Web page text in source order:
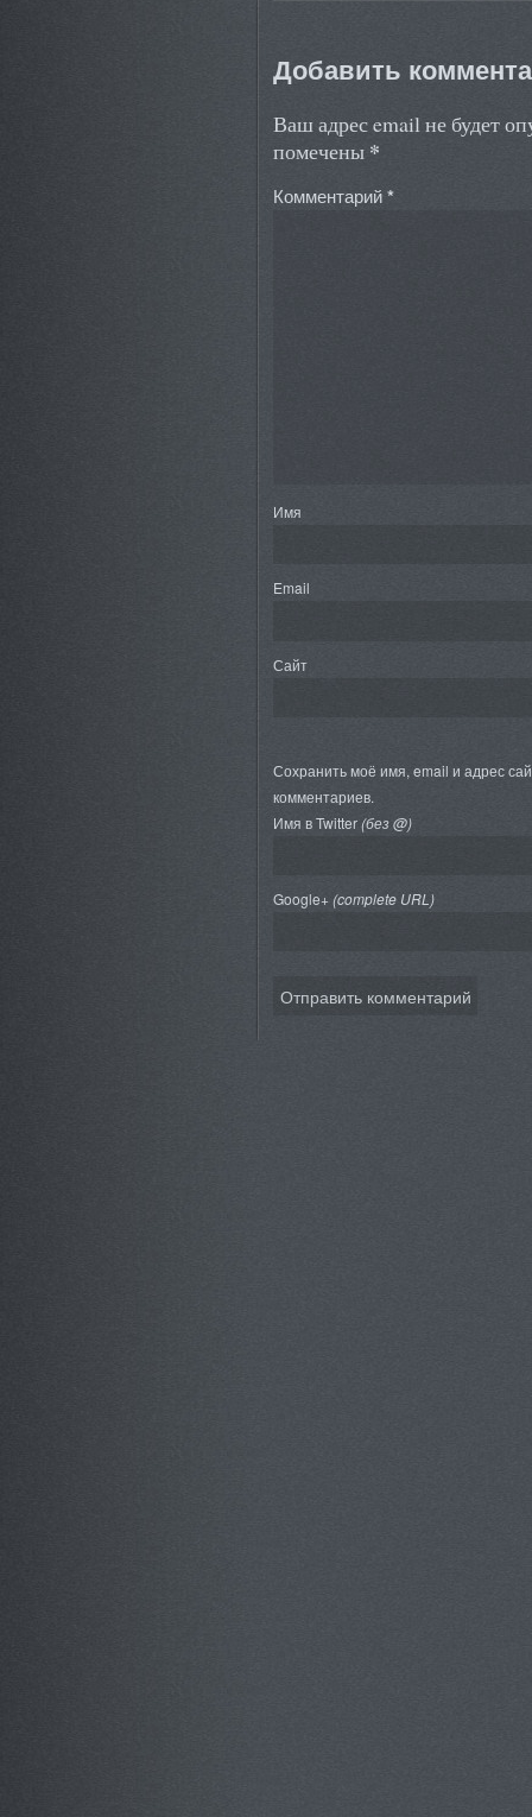
Добавить
Ваш адрес email не будет
помечены *
Комментарий*
Имя
Email
Сайт
Сохранить моё имя, email и адрес
комментариев.
Имя в Twitter(без @)
Google+(complete URL)